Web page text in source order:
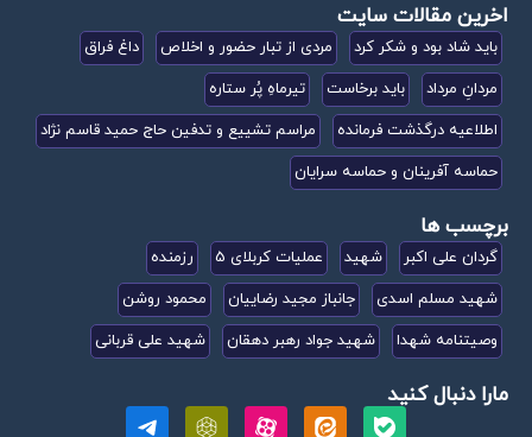
اخرین مقالات سایت
باید شاد بود و شکر کرد مردی از تبار حضور و اخلاص
داغ فراق
مردانِ مرداد
باید برخاست
تیرماهِ پُر ستاره
اطلاعیه درگذشت فرمانده
مراسم تشییع و تدفین حاج حمید قاسم نژاد
حماسه آفرینان و حماسه سرایان
برچسب ها
گردان علی اکبر شهید عملیات کربلای 5
رزمنده
شهید مسلم اسدی
جانباز مجید رضاییان
محمود روشن
وصیتنامه شهدا
شهید جواد رهبر دهقان شهید علی قربانی
مارا دنبال کنید